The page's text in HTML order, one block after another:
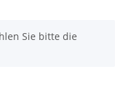
Sie bitte die